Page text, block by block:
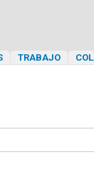
TRABAJO